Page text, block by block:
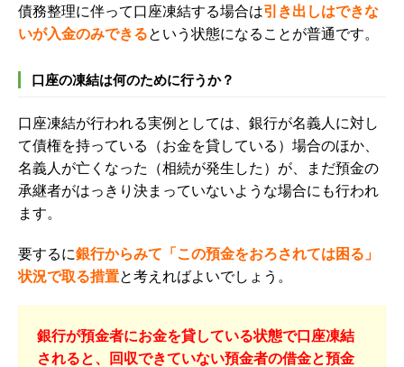
債務整理に伴って口座凍結する場合は引き出しはできな
いが入金のみできるという状態になることが普通です。
口座の凍結は何のために行うか？
口座凍結が行われる実例としては、銀行が名義人に対し
て債権を持っている（お金を貸している）場合のほか、
名義人が亡くなった（相続が発生した）が、まだ預金の
承継者がはっきり決まっていないような場合にも行われ
ます。
要するに銀行からみて「この預金をおろされては困る」
状況で取る措置と考えればよいでしょう。
銀行が預金者にお金を貸している状態で口座凍結
されると、回収できていない預金者の借金と預金